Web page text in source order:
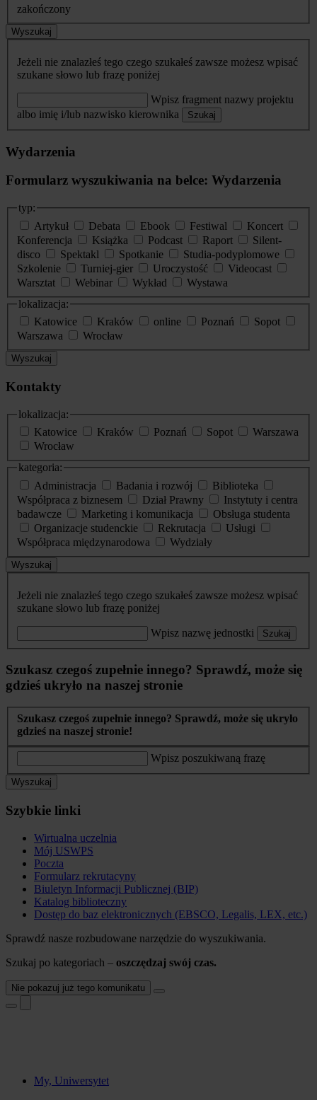
zakończony
Wyszukaj
Jeżeli nie znalazłeś tego czego szukałeś zawsze możesz wpisać
szukane słowo lub frazę poniżej
Wpisz fragment nazwy projektu
albo imię i/lub nazwisko kierownika
Szukaj
Wydarzenia
Formularz wyszukiwania na belce: Wydarzenia
typ:
Artykuł
Debata Ebook Festiwal
Koncert
Konferencja
Książka Podcast Raport
Silent-
disco
Spektakl Spotkanie
Studia-podyplomowe
Szkolenie
Turniej-gier Uroczystość
Videocast
Warsztat
Webinar Wykład
Wystawa
lokalizacja:
Katowice
Kraków online Poznań
Sopot
Warszawa
Wrocław
Wyszukaj
Kontakty
lokalizacja:
Katowice
Kraków Poznań Sopot
Warszawa
Wrocław
kategoria:
Administracja
Badania i rozwój
Biblioteka
Współpraca z biznesem
Dział Prawny
Instytuty i centra
badawcze
Marketing i komunikacja
Obsługa studenta
Organizacje studenckie
Rekrutacja
Usługi
Współpraca międzynarodowa
Wydziały
Wyszukaj
Jeżeli nie znalazłeś tego czego szukałeś zawsze możesz wpisać
szukane słowo lub frazę poniżej
Wpisz nazwę jednostki Szukaj
Szukasz czegoś zupełnie innego? Sprawdź, może się
gdzieś ukryło na naszej stronie
Szukasz czegoś zupełnie innego? Sprawdź, może się ukryło
gdzieś na naszej stronie!
Wpisz poszukiwaną frazę
Wyszukaj
Szybkie linki
Wirtualna uczelnia
Mój USWPS
Poczta
Formularz rekrutacyny
Biuletyn Informacji Publicznej (BIP)
Katalog biblioteczny
Dostęp do baz elektronicznych (EBSCO, Legalis, LEX, etc.)
Sprawdź nasze rozbudowane narzędzie do wyszukiwania.
Szukaj po kategoriach – oszczędzaj swój czas.
Nie pokazuj już tego komunikatu
My, Uniwersytet